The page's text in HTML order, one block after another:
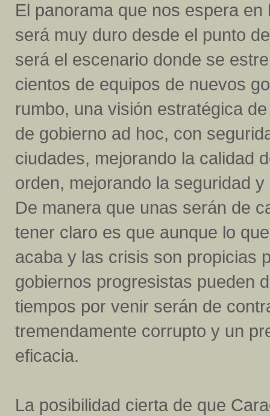
El panorama que nos espera
será muy duro desde el punto
será el escenario donde se
cientos de equipos de nuevos
rumbo, una visión estratégica
de gobierno ad hoc, con
ciudades, mejorando la calidad
orden, mejorando la seguridad
De manera que unas serán de
tener claro es que aunque lo
acaba y las crisis son propicias
gobiernos progresistas pueden
tiempos por venir serán de
tremendamente corrupto y un
eficacia.
La posibilidad cierta de que